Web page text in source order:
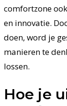
comfortzone
en innovatie.
doen, word je
manieren te
lossen.
Hoe je